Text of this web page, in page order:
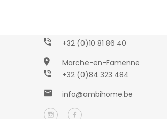
+32 (0)10 81 86 40
Marche-en-Famenne
+32 (0)84 323 484
info@ambihome.be